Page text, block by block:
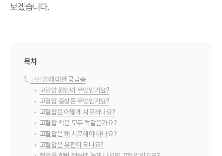
보겠습니다.
목차
1. 고혈압에 대한 궁금증
• 고혈압 원인이 무엇인가요?
• 고혈압 증상은 무엇인가요?
• 고혈압은 어떻게 치료하나요?
• 고혈압 약은 모두 똑같은가요?
• 고혈압은 왜 치료해야 하나요?
• 고혈압은 유전이 되나요?